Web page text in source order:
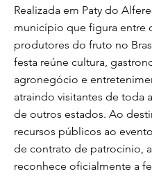
Realizada em Paty do
município que figura entre
produtores do fruto no
festa reúne cultura,
agronegócio e
atraindo visitantes de toda
de outros estados. Ao
recursos públicos ao
de contrato de patrocínio, a
reconhece oficialmente a